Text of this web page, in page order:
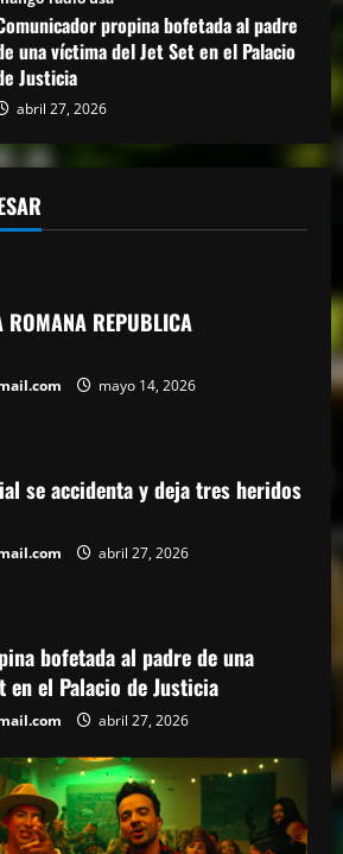
radio usa
llega a los 9 billones de
en YouTube
radio usa
con Antonio y su hermana, pero
quiero justicia”
ROMANA REPUBLICA
mayo 14, 2026
se accidenta y deja tres heridos
abril 27, 2026
bofetada al padre de una
en el Palacio de Justicia
abril 27, 2026